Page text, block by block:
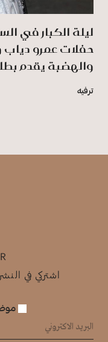
ليلة الكبار في
حفلات عمرو
والهضبة يقدم
ترفيه
اشتركي في